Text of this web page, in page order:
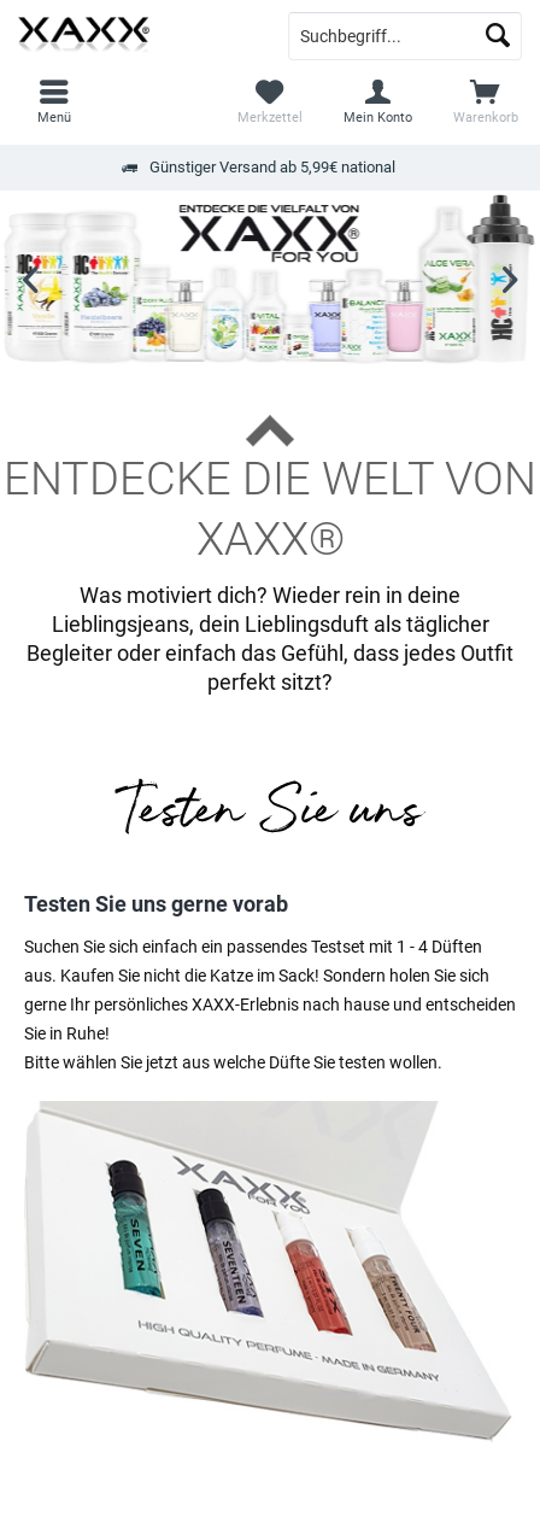
Günstiger Versand ab 5,99€ national
Warenkorb
Merkzettel Mein Konto
Menü
ENTDECKE DIE WELT VON
XAXX®
Was motiviert dich? Wieder rein in deine
Lieblingsjeans, dein Lieblingsduft als täglicher
Begleiter oder einfach das Gefühl, dass jedes Outfit
perfekt sitzt?
Testen Sie uns gerne vorab
Suchen Sie sich einfach ein passendes Testset mit 1 - 4 Düften
aus. Kaufen Sie nicht die Katze im Sack! Sondern holen Sie sich
gerne Ihr persönliches XAXX-Erlebnis nach hause und entscheiden
Sie in Ruhe!
Bitte wählen Sie jetzt aus welche Düfte Sie testen wollen.